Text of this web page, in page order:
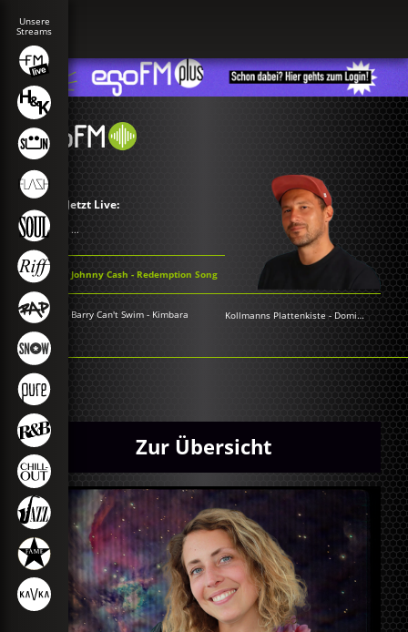
Jetzt Live:
...
Johnny Cash - Redemption Song
Barry Can't Swim - Kimbara Kollmanns Plattenkiste - Dominik Kollmann
Zur Übersicht